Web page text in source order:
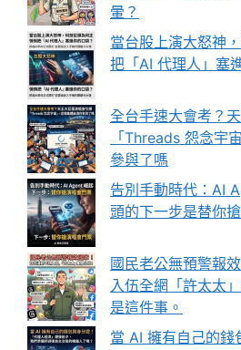
暈？
當台股上演大怒神
把「AI 代理人」塞
全台手速大會考？
「Threads 怨念宇
參與了嗎
告別手動時代：AI
頭的下一步是替你
國民老公無預警報
入伍全網「許太太
是這件事。
當 AI 擁有自己的錢